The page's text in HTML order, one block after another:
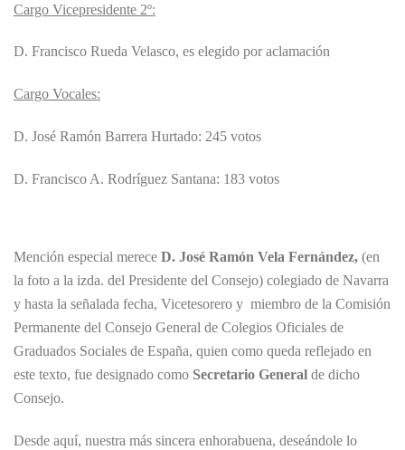
Cargo Vicepresidente 2º:
D. Francisco Rueda Velasco, es elegido por aclamación
Cargo Vocales:
D. José Ramón Barrera Hurtado: 245 votos
D. Francisco A. Rodríguez Santana: 183 votos
Mención especial merece D. José Ramón Vela Fernández, (en
la foto a la izda. del Presidente del Consejo) colegiado de Navarra
y hasta la señalada fecha, Vicetesorero y miembro de la Comisión
Permanente del Consejo General de Colegios Oficiales de
Graduados Sociales de España, quien como queda reflejado en
este texto, fue designado como Secretario General de dicho
Consejo.
Desde aquí, nuestra más sincera enhorabuena, deseándole lo